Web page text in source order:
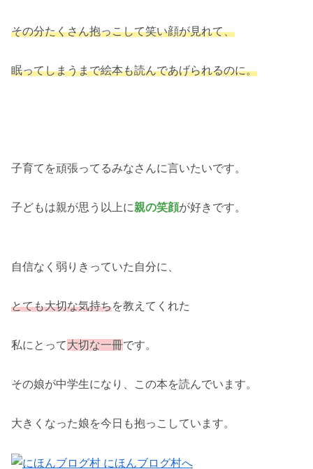
その分たくさん抱っこして笑い顔が見れて、
眠ってしまうまで絵本も読んであげられるのに。
子育てを頑張ってるみなさんに言いたいです。
子どもは親が思う以上に親の笑顔が好きです。
自信なく弱りきっていた自分に、
とても大切な気持ちを教えてくれた
私にとって大切な一冊です。
その娘が中学生になり、この本を読んでいます。
大きくなった娘を今日も抱っこしています。